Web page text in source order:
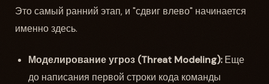
Это самый ранний этап, и "сдвиг влево" начинается
именно здесь.
Моделирование угроз (Threat Modeling):Еще
до написания первой строки кода команды